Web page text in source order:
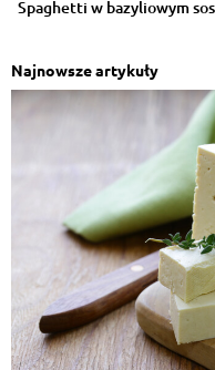
Magdalena
Justyna
Uwielbiam
Renata Bośniak,
Takiego kalafiora
czyli od jakichś 30 lat
Spaghetti w bazyliowym
Najnowsze artykuły